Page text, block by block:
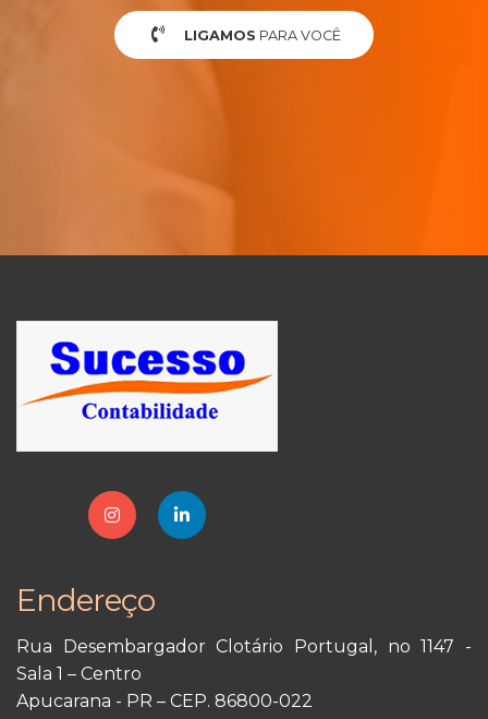
LIGAMOS PARA VOCÊ
Endereço
Rua Desembargador Clotário Portugal, no 1147 -
Sala 1 – Centro
Apucarana - PR – CEP. 86800-022